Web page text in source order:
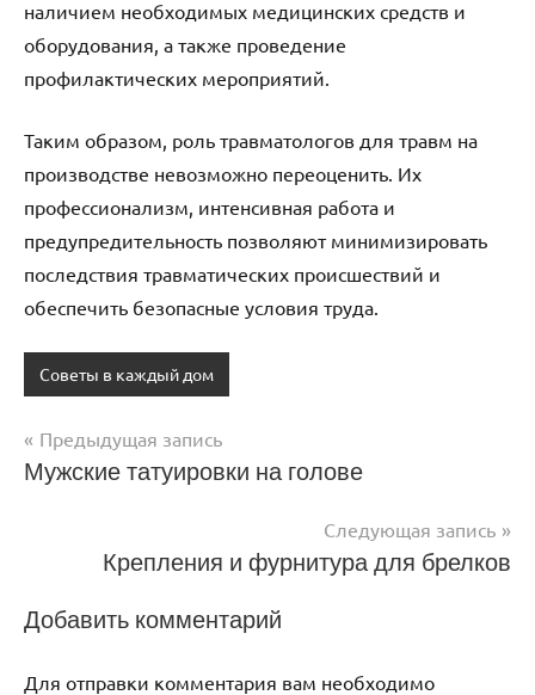
наличием необходимых медицинских средств и
оборудования, а также проведение
профилактических мероприятий.
Таким образом, роль травматологов для травм на
производстве невозможно переоценить. Их
профессионализм, интенсивная работа и
предупредительность позволяют минимизировать
последствия травматических происшествий и
обеспечить безопасные условия труда.
Советы в каждый дом
Навигация
записям
Предыдущая запись
Мужские татуировки на голове
Следующая запись
Крепления и фурнитура для брелков
Добавить комментарий
Для отправки комментария вам необходимо